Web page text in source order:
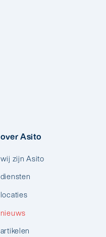
over Asito
wij zijn Asito
diensten
locaties
nieuws
artikelen